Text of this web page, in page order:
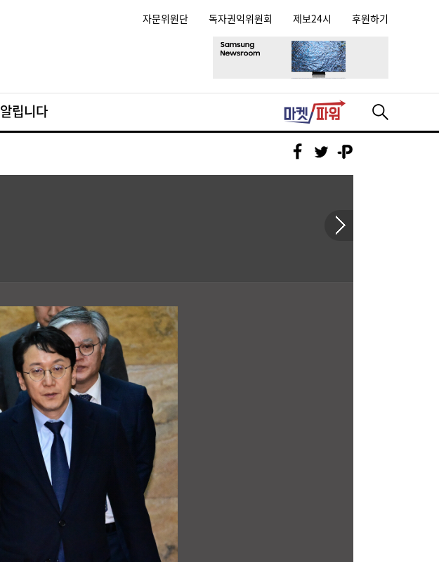
자문위원단 독자권익위원회 제보24시 후원하기
알립니다